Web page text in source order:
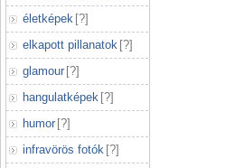
életképek [?]
elkapott pillanatok [?]
glamour [?]
hangulatképek [?]
humor [?]
infravörös fotók [?]